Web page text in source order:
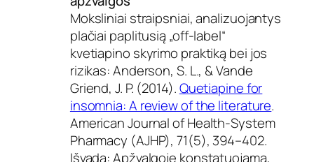
Moksliniai straipsniai, analizuojantys
plačiai paplitusią „off-label“
kvetiapino skyrimo praktiką bei jos
rizikas: Anderson, S. L., & Vande
Griend, J. P. (2014).Quetiapine for
insomnia: A review of the literature.
American Journal of Health-System
Pharmacy (AJHP), 71(5), 394–402.
Išvada: Apžvalgoje konstatuojama,